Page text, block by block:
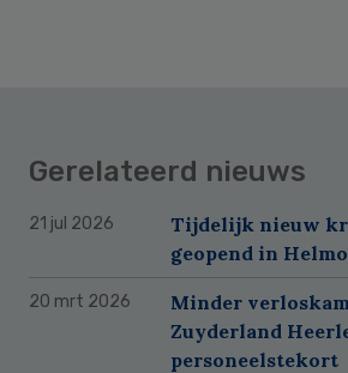
Gerelateerd nieuws
21 jul 2026
Tijdelijk nieuw
geopend in
20 mrt 2026
Minder
Zuyderland
personeelstekort